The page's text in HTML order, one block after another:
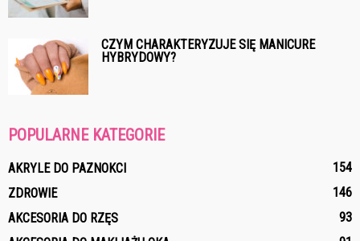
CZYM CHARAKTERYZUJE SIĘ MANICURE
HYBRYDOWY?
POPULARNE KATEGORIE
AKRYLE DO PAZNOKCI
154
ZDROWIE
146
AKCESORIA DO RZĘS
93